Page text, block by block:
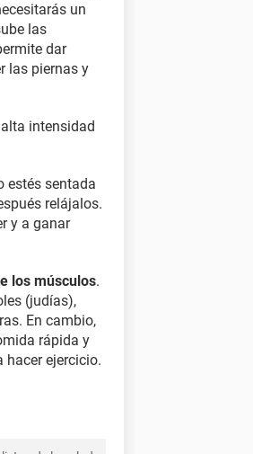
un
las
dar
las piernas y
intensidad
estés sentada
relájalos.
y a ganar
los músculos.
(judías),
En cambio,
rápida y
hacer ejercicio.